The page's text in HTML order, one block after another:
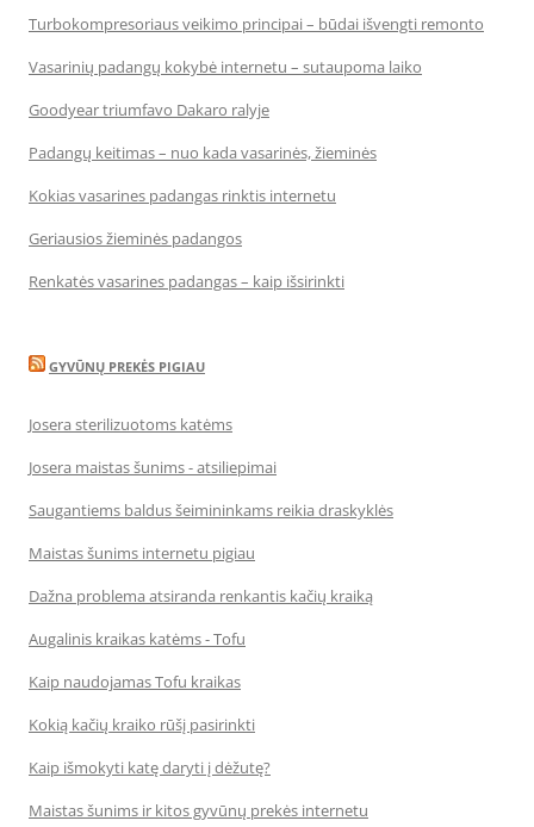
Turbokompresoriaus veikimo principai – būdai išvengti remonto
Vasarinių padangų kokybė internetu – sutaupoma laiko
Goodyear triumfavo Dakaro ralyje
Padangų keitimas – nuo kada vasarinės, žieminės
Kokias vasarines padangas rinktis internetu
Geriausios žieminės padangos
Renkatės vasarines padangas – kaip išsirinkti
GYVŪNŲ PREKĖS PIGIAU
Josera sterilizuotoms katėms
Josera maistas šunims - atsiliepimai
Saugantiems baldus šeimininkams reikia draskyklės
Maistas šunims internetu pigiau
Dažna problema atsiranda renkantis kačių kraiką
Augalinis kraikas katėms - Tofu
Kaip naudojamas Tofu kraikas
Kokią kačių kraiko rūšį pasirinkti
Kaip išmokyti katę daryti į dėžutę?
Maistas šunims ir kitos gyvūnų prekės internetu